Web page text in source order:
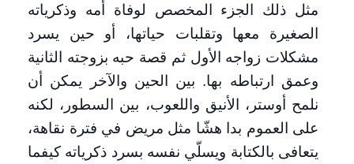
مثل ذلك الجزء المخصص لوفاة أمه وذكرياته
الصغيرة معها وتقلبات حياتها، أو حين يسرد
مشكلات زواجه الأول ثم قصة حبه بزوجته الثانية
وعمق ارتباطه بها. بين الحين والآخر يمكن أن
نلمح أوستر، الأنيق واللعوب، بين السطور، لكنه
على العموم بدا هشّا مثل مريض في فترة نقاهة،
يتعافى بالكتابة ويسلّي نفسه بسرد ذكرياته كيفما